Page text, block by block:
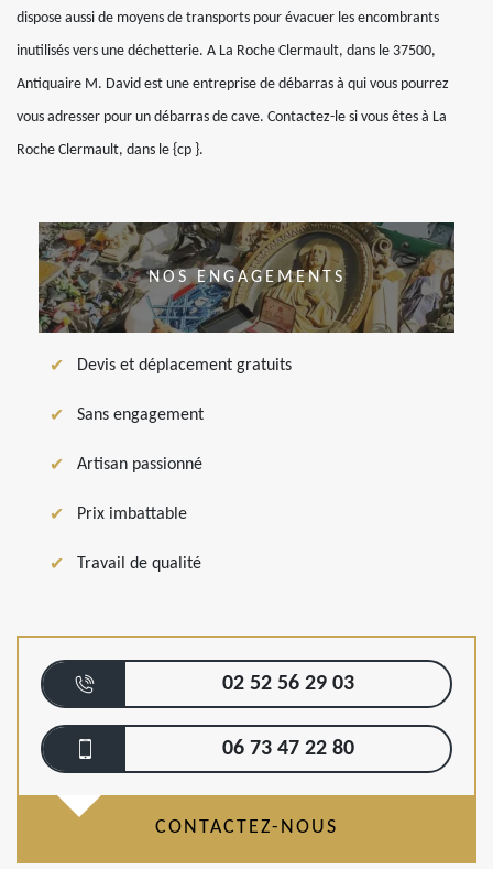
dispose aussi de moyens de transports pour évacuer les encombrants
inutilisés vers une déchetterie. A La Roche Clermault, dans le 37500,
Antiquaire M. David est une entreprise de débarras à qui vous pourrez
vous adresser pour un débarras de cave. Contactez-le si vous êtes à La
Roche Clermault, dans le {cp }.
NOS ENGAGEMENTS
Devis et déplacement gratuits
Sans engagement
Artisan passionné
Prix imbattable
Travail de qualité
02 52 56 29 03
06 73 47 22 80
CONTACTEZ-NOUS